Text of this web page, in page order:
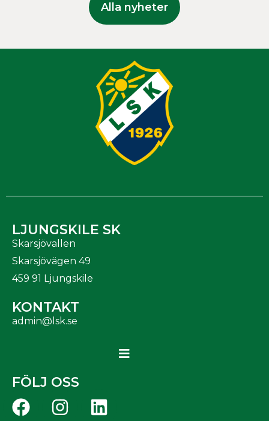
Alla nyheter
LJUNGSKILE SK
Skarsjövallen
Skarsjövägen 49
459 91 Ljungskile
KONTAKT
admin@lsk.se
FÖLJ OSS